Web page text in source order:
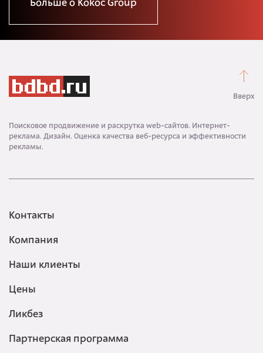
Больше о Kokoc Group
Поисковое продвижение и раскрутка web-сайтов. Интернет-
реклама. Дизайн. Оценка качества веб-ресурса и эффективности
рекламы.
Вверх
Контакты
Компания
Наши клиенты
Цены
Ликбез
Партнерская программа